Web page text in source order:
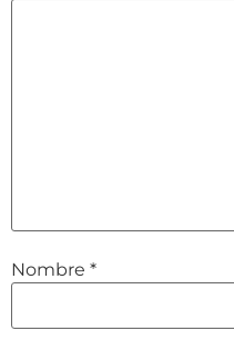
Nombre *